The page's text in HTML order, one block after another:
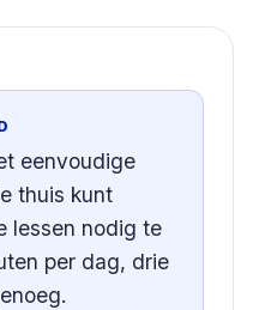
eenvoudige
thuis kunt
lessen nodig te
per dag, drie